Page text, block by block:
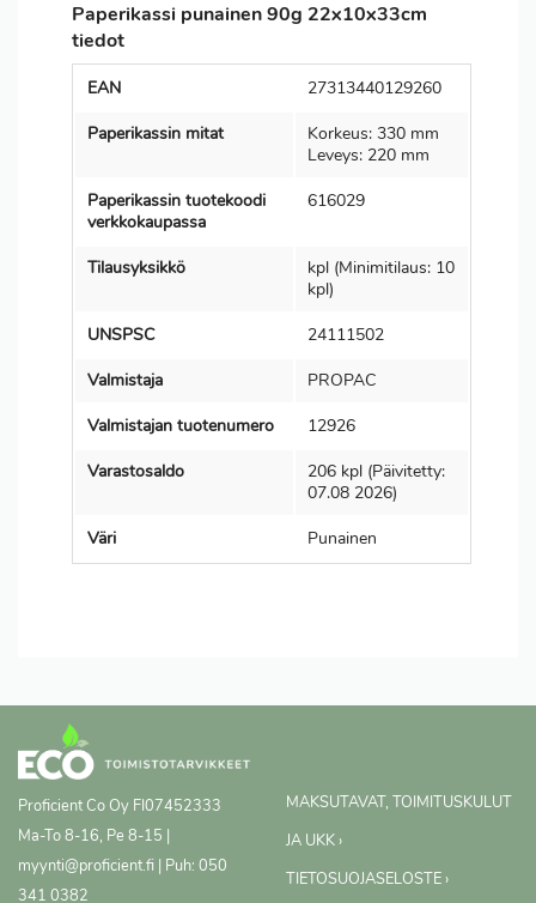
Paperikassi punainen 90g 22x10x33cm
tiedot
EAN
27313440129260
Paperikassin mitat
Korkeus: 330 mm
Leveys: 220 mm
Paperikassin tuotekoodi
verkkokaupassa
616029
Tilausyksikkö
kpl (Minimitilaus: 10
kpl)
UNSPSC
24111502
Valmistaja
PROPAC
Valmistajan tuotenumero
12926
Varastosaldo
206 kpl (Päivitetty:
07.08 2026)
Väri
Punainen
Proficient Co Oy FI07452333
Ma-To 8-16, Pe 8-15 |
myynti@proficient.fi | Puh: 050
341 0382
MAKSUTAVAT, TOIMITUSKULUT
JA UKK ›
TIETOSUOJASELOSTE ›